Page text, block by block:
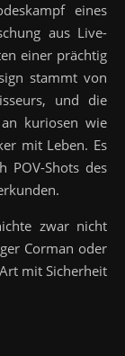
eines
aus Live-
einer prächtig
stammt von
und die
kuriosen wie
mit Leben. Es
POV-Shots des
zwar nicht
Corman oder
mit Sicherheit